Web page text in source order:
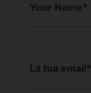
Your Name*
La tua email*